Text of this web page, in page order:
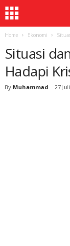
Home Ekonomi
Situasi
Hadapi
By Muhammad - 27